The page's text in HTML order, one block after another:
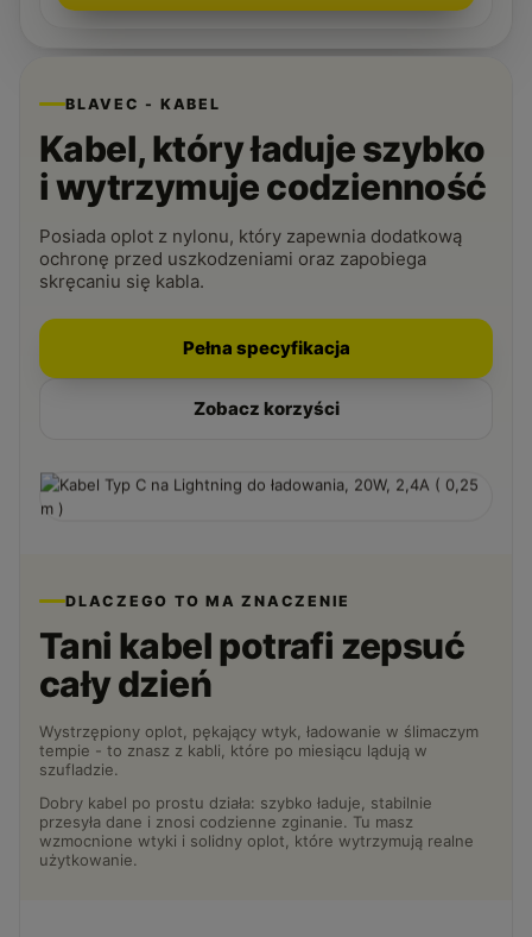
BLAVEC - KABEL
Kabel, który ładuje szybko
i wytrzymuje codzienność
Posiada oplot z nylonu, który zapewnia dodatkową
ochronę przed uszkodzeniami oraz zapobiega
skręcaniu się kabla.
Pełna specyfikacja
Zobacz korzyści
DLACZEGO TO MA ZNACZENIE
Tani kabel potrafi zepsuć
cały dzień
Wystrzępiony oplot, pękający wtyk, ładowanie w ślimaczym
tempie - to znasz z kabli, które po miesiącu lądują w
szufladzie.
Dobry kabel po prostu działa: szybko ładuje, stabilnie
przesyła dane i znosi codzienne zginanie. Tu masz
wzmocnione wtyki i solidny oplot, które wytrzymują realne
użytkowanie.